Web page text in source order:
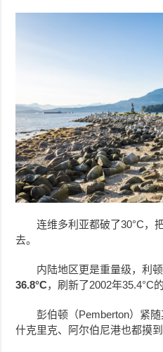
连维多利亚都破了30°C，
去。
内陆地区更是重量级，利
36.8°C，刷新了2002年35.4°C
彭伯顿（Pemberton）紧
什克里克、阿尔伯尼港也都摸到